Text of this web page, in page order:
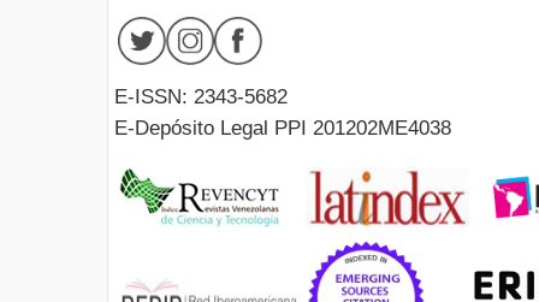
E-ISSN: 2343-5682
E-Depósito Legal PPI 201202ME4038